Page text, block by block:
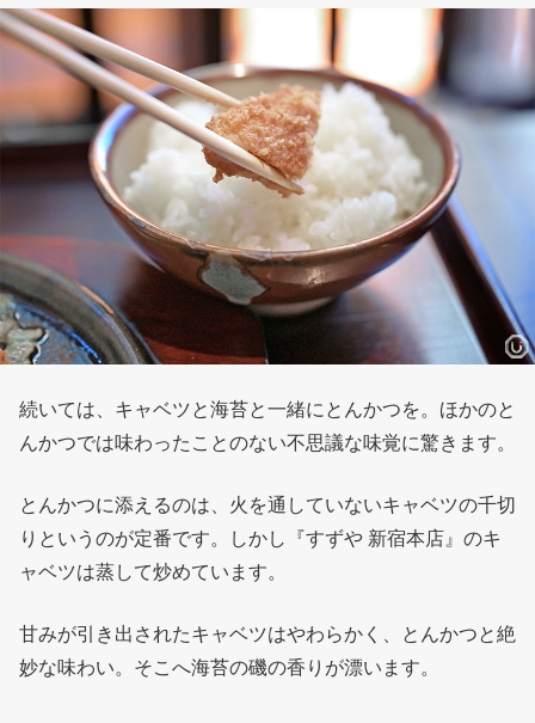
続いては、キャベツと海苔と一緒にとんかつを。ほかのと
んかつでは味わったことのない不思議な味覚に驚きます。
とんかつに添えるのは、火を通していないキャベツの千切
りというのが定番です。しかし『すずや 新宿本店』のキ
ャベツは蒸して炒めています。
甘みが引き出されたキャベツはやわらかく、とんかつと絶
妙な味わい。そこへ海苔の磯の香りが漂います。